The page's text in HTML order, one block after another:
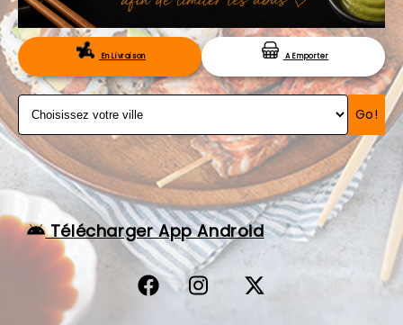
C.G.V
RÉSERVATIONEn Livraison A Emporter
Go!
Télécharger App Android